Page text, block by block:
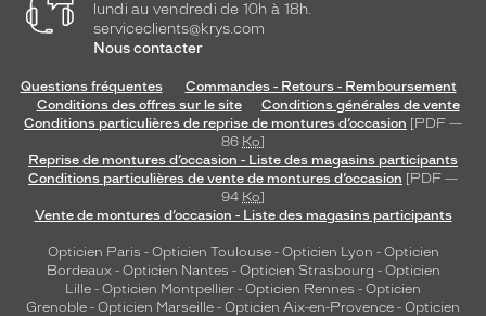
lundi au vendredi de 10h à 18h.
serviceclients@krys.com
Nous contacter
Questions fréquentes
Commandes - Retours - Remboursement
Conditions des offres sur le site
Conditions générales de vente
Conditions particulières de reprise de montures d’occasion [PDF —
86 Ko]
Reprise de montures d’occasion - Liste des magasins participants
Conditions particulières de vente de montures d’occasion [PDF —
94 Ko]
Vente de montures d’occasion - Liste des magasins participants
Opticien Paris - Opticien Toulouse- Opticien Lyon - Opticien
Bordeaux- Opticien Nantes - Opticien Strasbourg - Opticien
Lille - Opticien Montpellier - Opticien Rennes - Opticien
Grenoble - Opticien Marseille - Opticien Aix-en-Provence - Opticien